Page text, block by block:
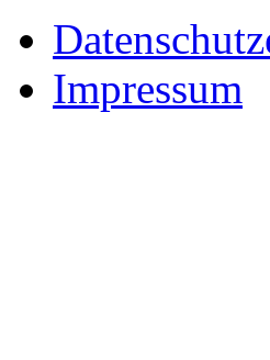
Impressum